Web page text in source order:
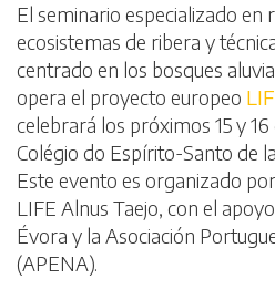
El seminario especializado en
ecosistemas de ribera y
centrado en los bosques
opera el proyecto europeo
celebrará los próximos 15 y
Colégio do Espírito-Santo de
Este evento es organizado
LIFE Alnus Taejo, con el
Évora y la Asociación
(APENA).